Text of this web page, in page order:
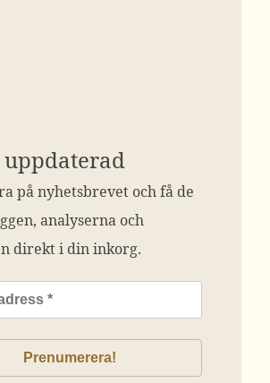
på nyhetsbrevet och få de
analyserna och
direkt i din inkorg.